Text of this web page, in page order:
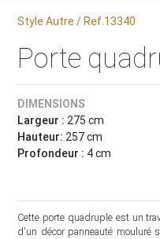
Style Autre / Ref.13340
Porte
DIMENSIONS
Largeur : 275 cm
Hauteur: 257 cm
Profondeur : 4 cm
Cette porte quadruple est un
d'un décor panneauté mouluré